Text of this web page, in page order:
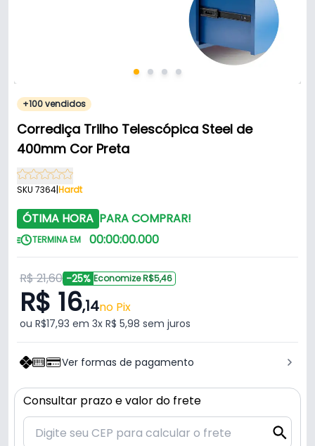
+100 vendidos
Corrediça Trilho Telescópica Steel de
400mm Cor Preta
SKU 7364|Hardt
ÓTIMA HORA PARA COMPRAR!
TERMINA EM 00:00:00.000
R$ 21,60 -25% Economize R$5,46
R$ 16,14no Pix
ou R$17,93 em 3x R$ 5,98 sem juros
Ver formas de pagamento
Consultar prazo e valor do frete